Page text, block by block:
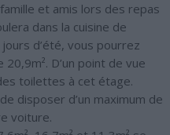
et amis lors des repas
dans la cuisine de
d’été, vous pourrez
D’un point de vue
toilettes à cet étage.
disposer d’un maximum de
voiture.